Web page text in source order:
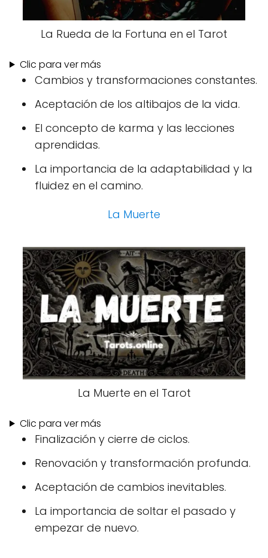
La Rueda de la Fortuna en el Tarot
Clic para ver más
Cambios y transformaciones constantes.
Aceptación de los altibajos de la vida.
El concepto de karma y las lecciones
aprendidas.
La importancia de la adaptabilidad y la
fluidez en el camino.
La Muerte
La Muerte en el Tarot
Clic para ver más
Finalización y cierre de ciclos.
Renovación y transformación profunda.
Aceptación de cambios inevitables.
La importancia de soltar el pasado y
empezar de nuevo.